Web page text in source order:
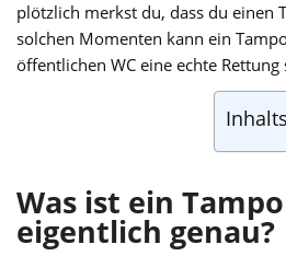
plötzlich merkst du, dass du einen
solchen Momenten kann ein
öffentlichen WC eine echte Rettung
Was ist ein
eigentlich genau?